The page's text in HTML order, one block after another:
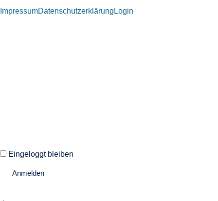
ImpressumDatenschutzerklärung Login
Eingeloggt bleiben
Anmelden